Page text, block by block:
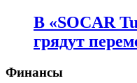
В «SOCAR
грядут
Финансы